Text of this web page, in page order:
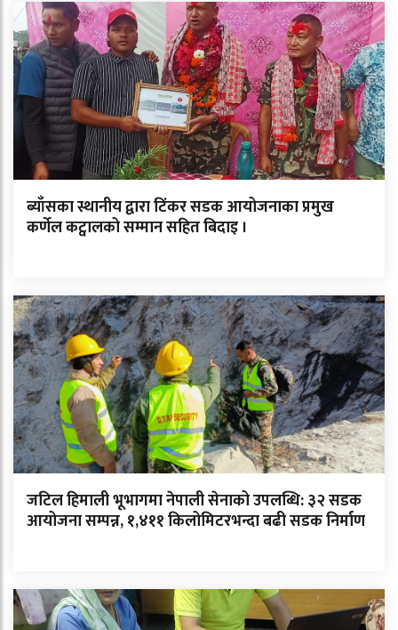
ब्याँसका स्थानीय द्वारा टिंकर सडक आयोजनाका प्रमुख
कर्णेल कट्वालको सम्मान सहित बिदाइ ।
जटिल हिमाली भूभागमा नेपाली सेनाको उपलब्धि: ३२ सडक
आयोजना सम्पन्न, १,४११ किलोमिटरभन्दा बढी सडक निर्माण